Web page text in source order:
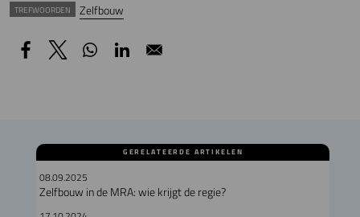
TREFWOORDEN Zelfbouw
GERELATEERDE ARTIKELEN
08.09.2025
Zelfbouw in de MRA: wie krijgt de regie?